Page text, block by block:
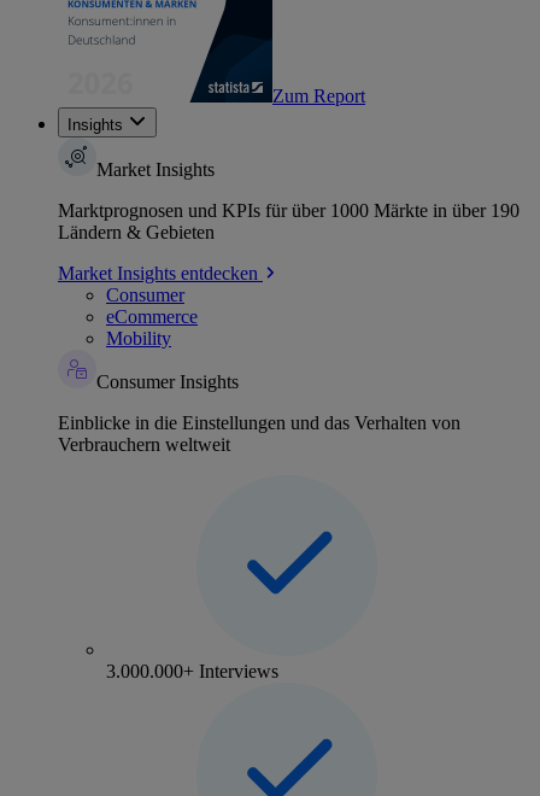
Zum Report
Insights
Market Insights
Marktprognosen und KPIs für über 1000 Märkte in über 190
Ländern & Gebieten
Market Insights entdecken
Consumer
eCommerce
Mobility
Consumer Insights
Einblicke in die Einstellungen und das Verhalten von
Verbrauchern weltweit
3.000.000+ Interviews